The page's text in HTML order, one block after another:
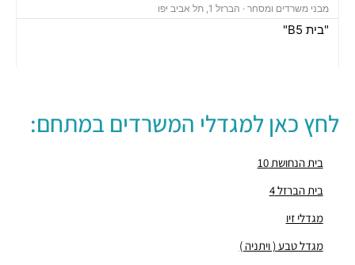
מבני משרדים ומסחר · הברזל 1, תל אביב יפו
"בית B5"
מבני משרדים ומסחר ·הברזל 25, תל אביב יפו
מבני משרדים ומסחר ·
מבני משרדים ומסחר ·
"בית ולנברג 6"
"מגדל העוגן"
לחץ כאן למגדלי המשרדים במתחם:
בית הנחושת 10
בית הברזל 4
מגדלי זיו
מגדל טבע ( ויתניה )